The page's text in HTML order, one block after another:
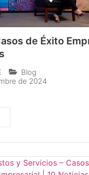
de Éxito
Blog
de 2024